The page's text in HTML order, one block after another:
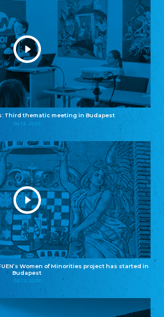
Third thematic meeting in Budapest
04.12.2025
Women of Minorities project has started in
Budapest
02.12.2025